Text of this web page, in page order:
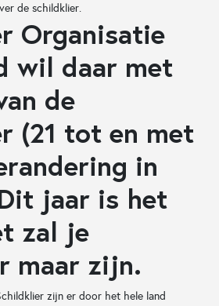
de schildklier.
Organisatie
wil daar met
de
(21 tot en met
in
jaar is het
zal je
maar zijn.
zijn er door het hele land